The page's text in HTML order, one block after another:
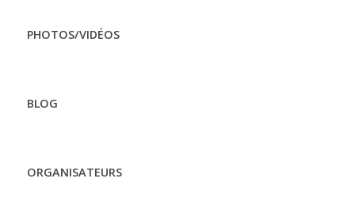
PHOTOS/VIDÉOS
BLOG
ORGANISATEURS